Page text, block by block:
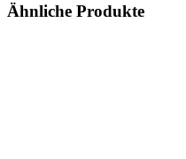
Ähnliche Produkte